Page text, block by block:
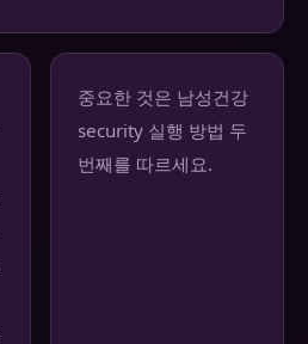
중요한 것은 남성건강
security 실행 방법 두
번째를 따르세요.